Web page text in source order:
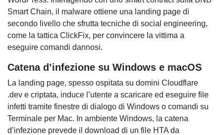
Smart Chain, il malware ottiene una landing page di
secondo livello che sfrutta tecniche di social engineering,
come la tattica ClickFix, per convincere la vittima a
eseguire comandi dannosi.
Catena d’infezione su Windows e macOS
La landing page, spesso ospitata su domini Cloudflare
.dev e criptata, induce l’utente a scaricare ed eseguire file
infetti tramite finestre di dialogo di Windows o comandi su
Terminale per Mac. In ambiente Windows, la catena
d’infezione prevede il download di un file HTA da